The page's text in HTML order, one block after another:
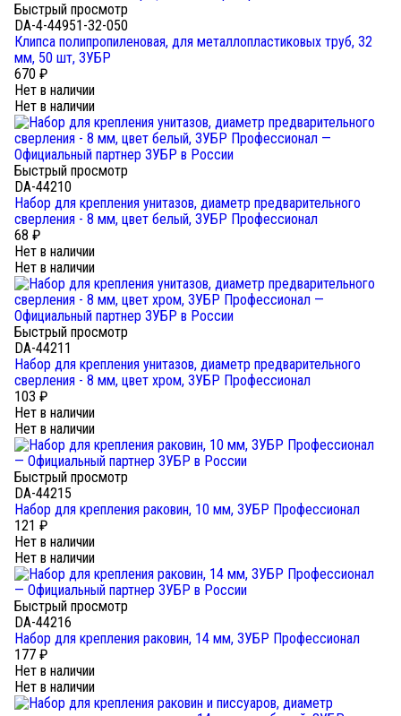
Быстрый просмотр
DA-4-44951-32-050
Клипса полипропиленовая, для металлопластиковых труб, 32
мм, 50 шт, ЗУБР
670 ₽
Нет в наличии
Нет в наличии
Быстрый просмотр
DA-44210
Набор для крепления унитазов, диаметр предварительного
сверления - 8 мм, цвет белый, ЗУБР Профессионал
68 ₽
Нет в наличии
Нет в наличии
Быстрый просмотр
DA-44211
Набор для крепления унитазов, диаметр предварительного
сверления - 8 мм, цвет xром, ЗУБР Профессионал
103 ₽
Нет в наличии
Нет в наличии
Быстрый просмотр
DA-44215
Набор для крепления раковин, 10 мм, ЗУБР Профессионал
121 ₽
Нет в наличии
Нет в наличии
Быстрый просмотр
DA-44216
Набор для крепления раковин, 14 мм, ЗУБР Профессионал
177 ₽
Нет в наличии
Нет в наличии